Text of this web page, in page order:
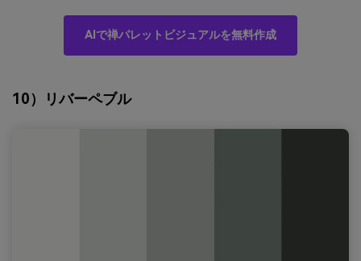
AIで禅パレットビジュアルを無料作成
10）リバーペブル